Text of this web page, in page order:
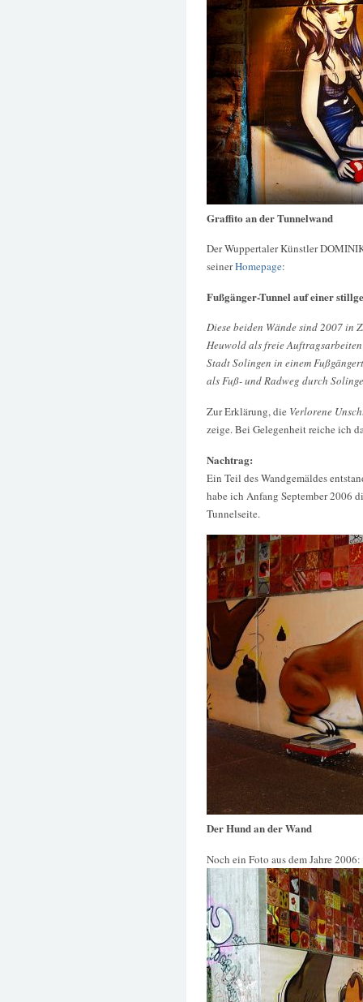
Graffito an der Tunnelwand
Der Wuppertaler Künstler
seinerHomepage:
Fußgänger-Tunnel auf einer
Diese beiden Wände sind 2007 in
Heuwold als freie
Stadt Solingen in einem
als Fuß- und Radweg durch
Zur Erklärung, die Verlorene
zeige. Bei Gelegenheit reiche ich
Nachtrag:
Ein Teil des Wandgemäldes
habe ich Anfang September 2006
Tunnelseite.
Der Hund an der Wand
Noch ein Foto aus dem Jahre